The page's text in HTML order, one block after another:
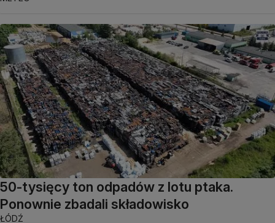
50-tysięcy ton odpadów z lotu ptaka.
Ponownie zbadali składowisko
ŁÓDŹ